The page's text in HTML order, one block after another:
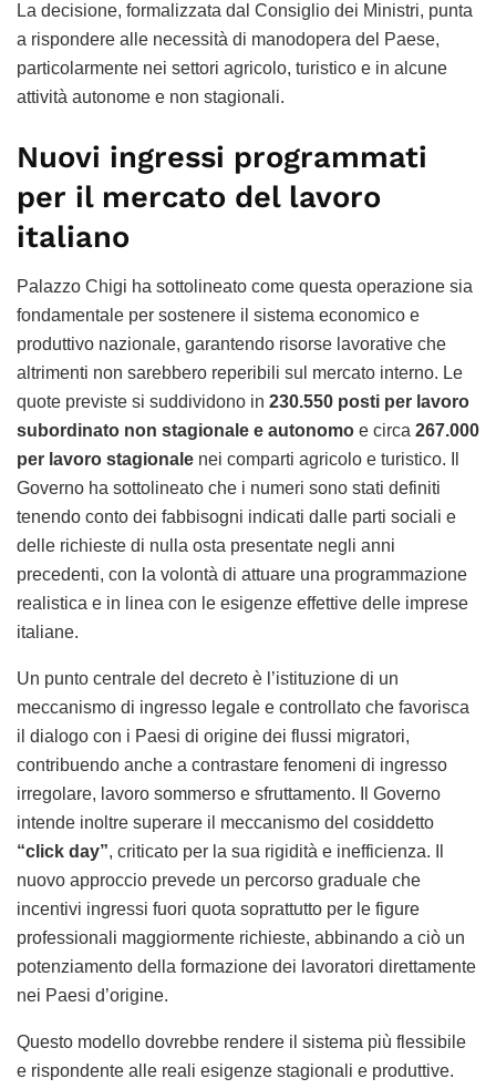
La decisione, formalizzata dal Consiglio dei Ministri, punta
a rispondere alle necessità di manodopera del Paese,
particolarmente nei settori agricolo, turistico e in alcune
attività autonome e non stagionali.
Nuovi ingressi programmati
per il mercato del lavoro
italiano
Palazzo Chigi ha sottolineato come questa operazione sia
fondamentale per sostenere il sistema economico e
produttivo nazionale, garantendo risorse lavorative che
altrimenti non sarebbero reperibili sul mercato interno. Le
quote previste si suddividono in 230.550 posti per lavoro
subordinato non stagionale e autonomo e circa 267.000
per lavoro stagionale nei comparti agricolo e turistico. Il
Governo ha sottolineato che i numeri sono stati definiti
tenendo conto dei fabbisogni indicati dalle parti sociali e
delle richieste di nulla osta presentate negli anni
precedenti, con la volontà di attuare una programmazione
realistica e in linea con le esigenze effettive delle imprese
italiane.
Un punto centrale del decreto è l’istituzione di un
meccanismo di ingresso legale e controllato che favorisca
il dialogo con i Paesi di origine dei flussi migratori,
contribuendo anche a contrastare fenomeni di ingresso
irregolare, lavoro sommerso e sfruttamento. Il Governo
intende inoltre superare il meccanismo del cosiddetto
“click day”, criticato per la sua rigidità e inefficienza. Il
nuovo approccio prevede un percorso graduale che
incentivi ingressi fuori quota soprattutto per le figure
professionali maggiormente richieste, abbinando a ciò un
potenziamento della formazione dei lavoratori direttamente
nei Paesi d’origine.
Questo modello dovrebbe rendere il sistema più flessibile
e rispondente alle reali esigenze stagionali e produttive.